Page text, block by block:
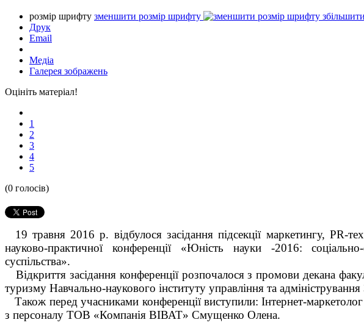
розмір шрифту зменшити розмір шрифту
Друк
Email
Медіа
Галерея зображень
Оцініть матеріал!
1
2
3
4
5
(0 голосів)
19 травня 2016 р. відбулося засідання підсекції маркетингу, PR-
науково-практичної конференції «Юність науки -2016:
суспільства».
Відкриття засідання конференції розпочалося з промови декана
туризму Навчально-наукового інституту управління та
Також перед учасниками конференції виступили: Iнтернет-
з персоналу ТОВ «Компанія ВІВАТ» Смущенко Олена.